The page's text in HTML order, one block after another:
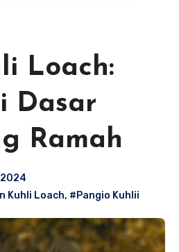
Loach:
Dasar
Ramah
Kuhli Loach, #Pangio Kuhlii